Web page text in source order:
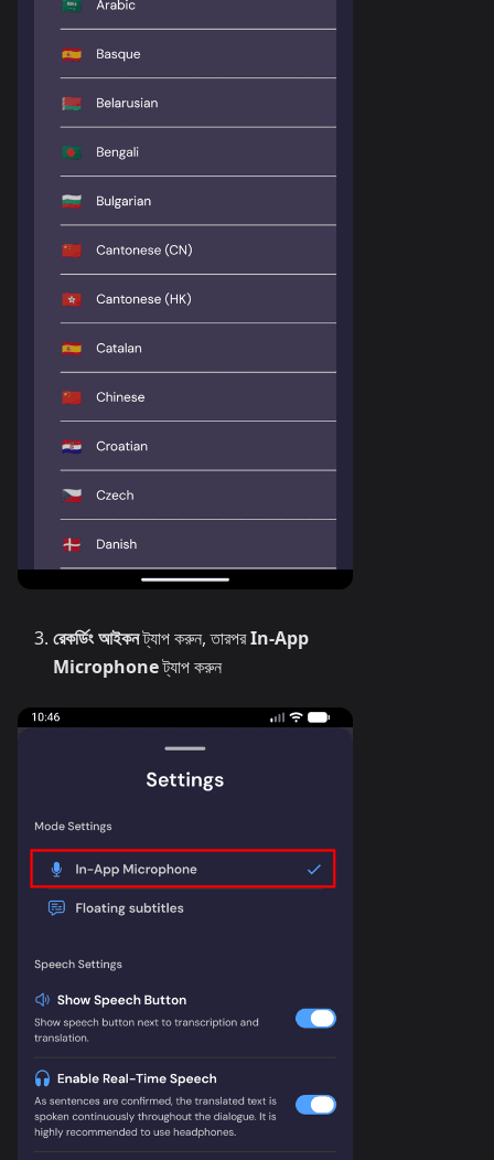
রেকর্ডিং আইকনট্যাপ করুন, তারপরIn-App
Microphoneট্যাপ করুন